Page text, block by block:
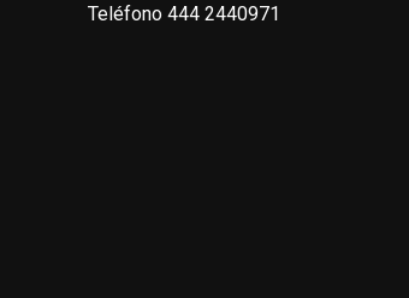
Teléfono 444 2440971